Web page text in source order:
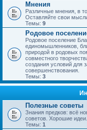
Мнения
Различные мнения, в
Оставляйте свои
Темы: 9
Родовое
Родовое поселение
единомышленников,
природой в родовых
совместного
создания условий для
совершенствования.
Темы: 3
Полезные советы
Знания предков: всё
советов. Хорошие идеи.
Темы: 1